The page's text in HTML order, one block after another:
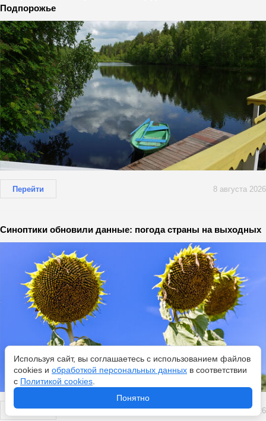
Подпорожье
Перейти 8 августа 2026
Синоптики обновили данные: погода страны на выходных
Перейти 8 августа 2026
Используя сайт, вы соглашаетесь с использованием файлов
cookies и обработкой персональных данных в соответствии
с Политикой cookies
Понятно